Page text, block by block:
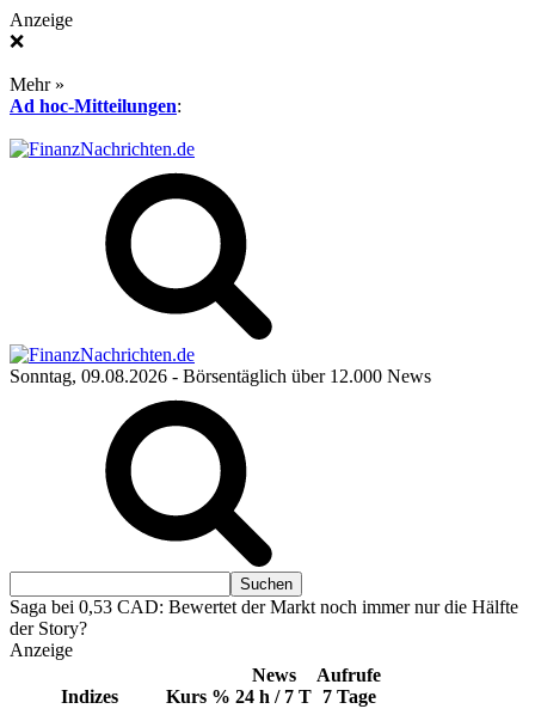
Anzeige
❌
Mehr »
Ad hoc-Mitteilungen:
Sonntag, 09.08.2026 - Börsentäglich über 12.000 News
Saga bei 0,53 CAD: Bewertet der Markt noch immer nur die Hälfte
der Story?
Anzeige
Indizes Kurs %
News
24 h / 7 T
Aufrufe
7 Tage